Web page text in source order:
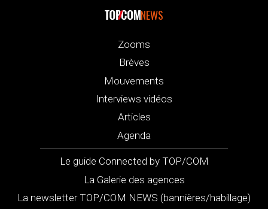
NEWS
Zooms
Brèves
Mouvements
Interviews vidéos
Articles
Agenda
Le guide Connected by TOP/COM
La Galerie des agences
La newsletter TOP/COM NEWS (bannières/habillage)